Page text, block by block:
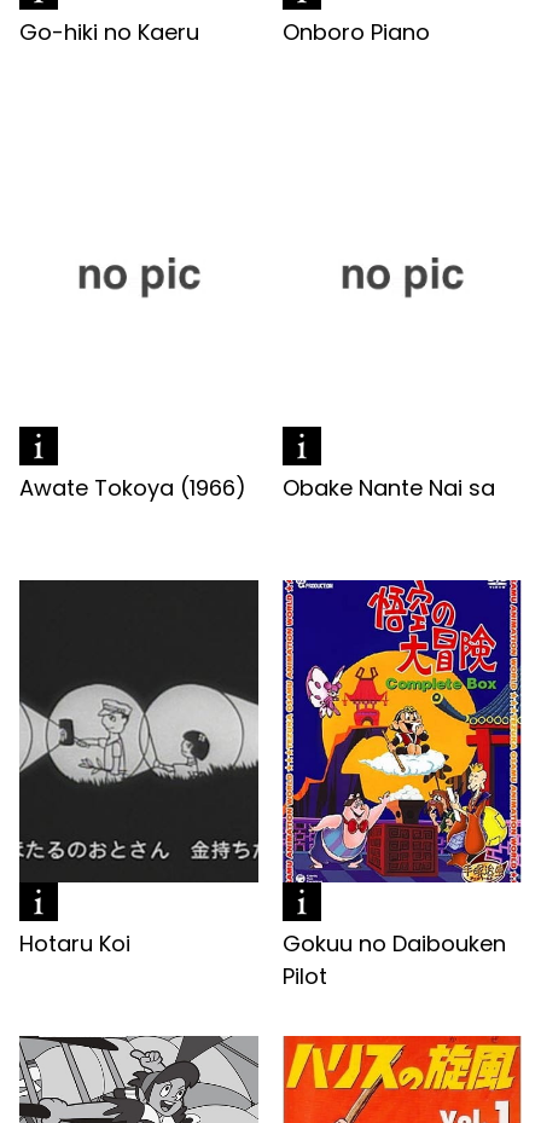
Go-hiki no Kaeru Onboro Piano
Awate Tokoya (1966) Obake Nante Nai sa
Hotaru Koi
Gokuu no Daibouken
Pilot